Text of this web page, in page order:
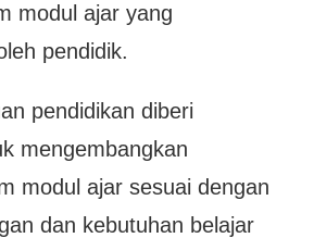
modul ajar yang
pendidik.
pendidikan diberi
mengembangkan
modul ajar sesuai dengan
dan kebutuhan belajar